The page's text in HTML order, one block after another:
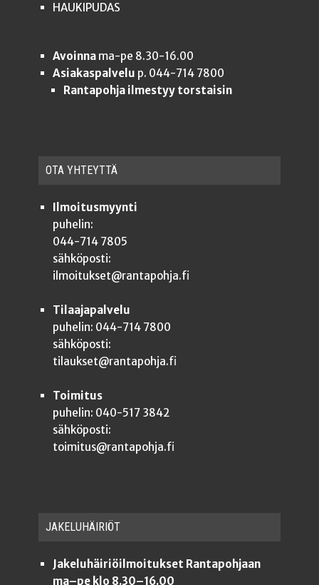
HAUKIPUDAS
Avoinnama-pe 8.30-16.00
Asiakaspalvelu p. 044-714 7800
Rantapohja ilmestyy torstaisin
OTA YHTEYT­TÄ
Ilmoitusmyynti
puhelin:
044-714 7805
sähköposti:
ilmoitukset@rantapohja.fi
Tilaajapalvelu
puhelin: 044-714 7800
sähköposti:
tilaukset@rantapohja.fi
Toimitus
puhelin: 040-517 3842
sähköposti:
toimitus@rantapohja.fi
JAKE­LU­HÄI­RIÖT
Jakeluhäiriöilmoitukset Rantapohjaan
ma–pe klo 8.30–16.00